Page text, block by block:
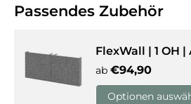
Passendes Zubehör
FlexWall | 1 OH
ab Normaler
€94,90
Optionen